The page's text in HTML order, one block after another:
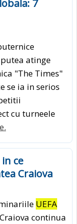
7
atinge
"The Times"
se ia in serios
cu turneele
ce
Craiova
UEFA
continua